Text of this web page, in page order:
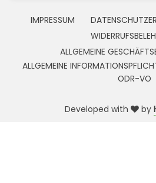
IMPRESSUM
ALLGEMEINE
ALLGEMEINE
ODR-VO
Developed with by